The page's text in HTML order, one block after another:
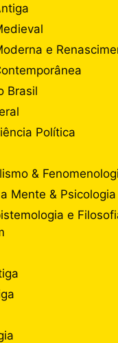
e
Brasil
Política
&
Mente & Psicologia
e